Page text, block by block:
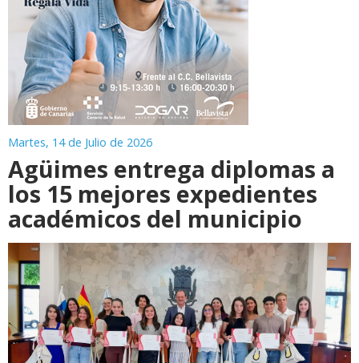
Martes, 14 de Julio de 2026
Agüimes entrega diplomas a
los 15 mejores expedientes
académicos del municipio